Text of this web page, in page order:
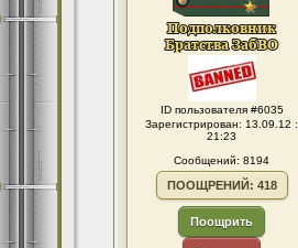
ID пользователя #6035
Зарегистрирован: 13.09.12 :
21:23
Сообщений: 8194
ПООЩРЕНИЙ: 418
Поощрить